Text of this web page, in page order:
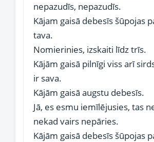
nepazudīs, nepazudīs.
Kājam gaisā debesīs šūpojas
tava.
Nomierinies, izskaiti līdz trīs.
Kājām gaisā pilnīgi viss arī
ir sava.
Kājām gaisā augstu debesīs.
Jā, es esmu iemīlējusies, tas
nekad vairs nepāries.
Kājām gaisā debesīs šūpojas